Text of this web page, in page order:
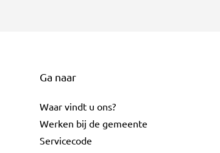
Ga naar
Waar vindt u ons?
Werken bij de gemeente
Servicecode